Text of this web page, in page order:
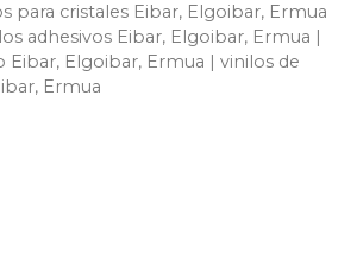
para cristales Eibar, Elgoibar, Ermua
adhesivos Eibar, Elgoibar, Ermua |
Elgoibar, Ermua | vinilos de
Ermua